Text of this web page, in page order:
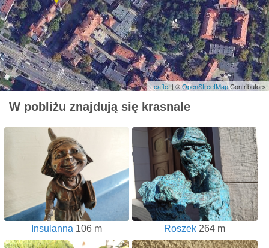
Leaflet| ©OpenStreetMapContributors
W pobliżu znajdują się krasnale
Insulanna 106 m Roszek 264 m